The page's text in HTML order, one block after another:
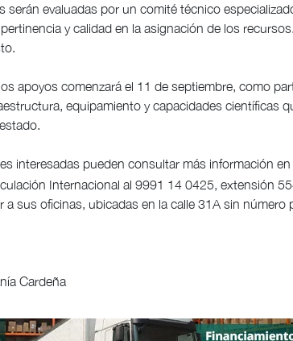
serán evaluadas por un comité técnico
y calidad en la asignación de los
apoyos comenzará el 11 de septiembre, como
equipamiento y capacidades científicas
interesadas pueden consultar más información en
Internacional al 9991 14 0425, extensión
a sus oficinas, ubicadas en la calle 31A sin número
Cardeña